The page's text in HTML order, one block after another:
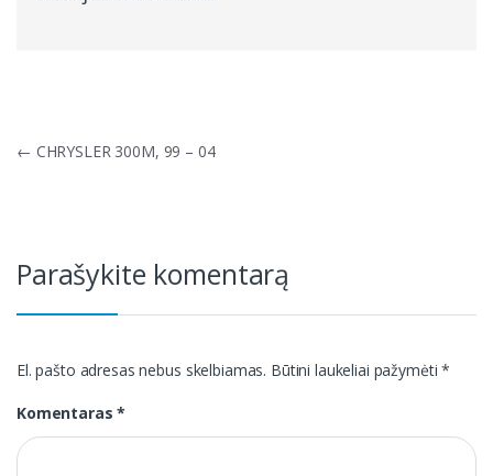
Navigacija
← CHRYSLER 300M, 99 – 04
Parašykite komentarą
El. pašto adresas nebus skelbiamas. Būtini laukeliai pažymėti*
Komentaras*